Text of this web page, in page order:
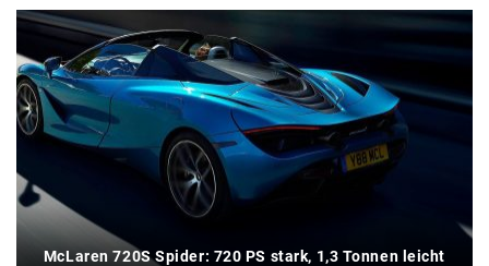
McLaren 720S Spider: 720 PS stark, 1,3 Tonnen leicht